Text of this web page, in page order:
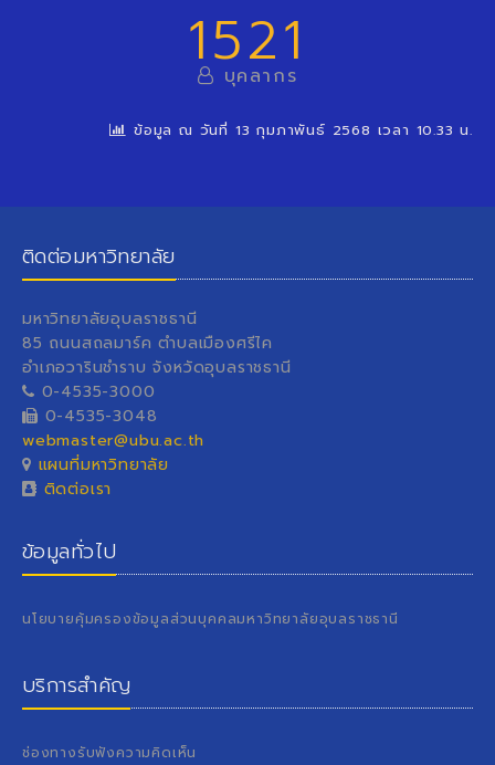
1521
บุคลากร
ข้อมูล ณ วันที่ 13 กุมภาพันธ์ 2568 เวลา 10.33 น.
ติดต่อมหาวิทยาลัย
มหาวิทยาลัยอุบลราชธานี
85 ถนนสถลมาร์ค ตำบลเมืองศรีไค
อำเภอวารินชำราบ จังหวัดอุบลราชธานี
0-4535-3000
0-4535-3048
webmaster@ubu.ac.th
แผนที่มหาวิทยาลัย
ติดต่อเรา
ข้อมูลทั่วไป
นโยบายคุ้มครองข้อมูลส่วนบุคคลมหาวิทยาลัยอุบลราชธานี
บริการสำคัญ
ช่องทางรับฟังความคิดเห็น